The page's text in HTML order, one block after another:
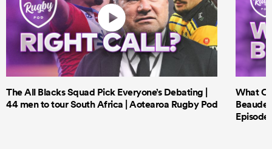
The All Blacks Squad Pick Everyone’s Debating |
44 men to tour South Africa | Aotearoa Rugby Pod
What
Episode